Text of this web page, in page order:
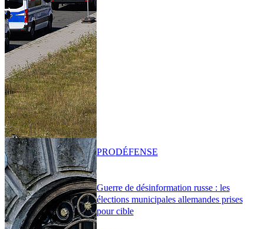
Guerre de désinformation russe : les
élections municipales allemandes prises
pour cible
PRODÉFENSE